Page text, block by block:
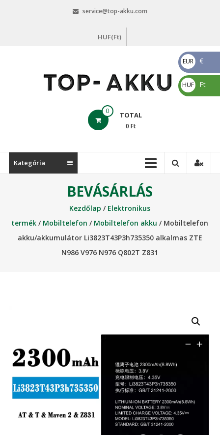
service@top-akku.com
HUF(Ft)
akku.com
0 TOTAL
0 Ft
Kategória
BEVÁSÁRLÁS
Kezdőlap / Elektronikus
termék / Mobiltelefon / Mobiltelefon akku / Mobiltelefon
akku/akkumulátor Li3823T43P3h735350 alkalmas ZTE
N986 V976 N976 Q802T Z831
EUR
€
€
HUF
Ft
Ft